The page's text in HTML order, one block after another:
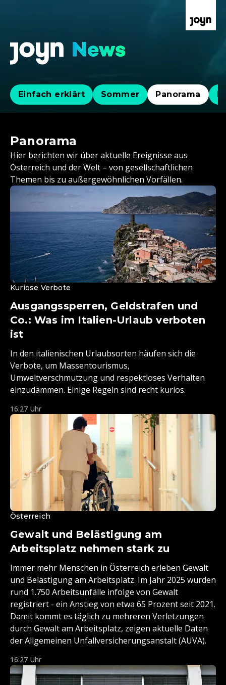
Einfach erklärt Sommer Panorama
Panorama
Hier berichten wir über aktuelle Ereignisse aus
Österreich und der Welt – von gesellschaftlichen
Themen bis zu außergewöhnlichen Vorfällen.
Kuriose Verbote
Ausgangssperren, Geldstrafen und
Co.: Was im Italien-Urlaub verboten
ist
In den italienischen Urlaubsorten häufen sich die
Verbote, um Massentourismus,
Umweltverschmutzung und respektloses Verhalten
einzudämmen. Einige Regeln sind recht kurios.
16:27 Uhr
Österreich
Gewalt und Belästigung am
Arbeitsplatz nehmen stark zu
Immer mehr Menschen in Österreich erleben Gewalt
und Belästigung am Arbeitsplatz. Im Jahr 2025 wurden
rund 1.750 Arbeitsunfälle infolge von Gewalt
registriert - ein Anstieg von etwa 65 Prozent seit 2021.
Damit kommt es täglich zu mehreren Verletzungen
durch Gewalt am Arbeitsplatz, zeigen aktuelle Daten
der Allgemeinen Unfallversicherungsanstalt (AUVA).
16:27 Uhr